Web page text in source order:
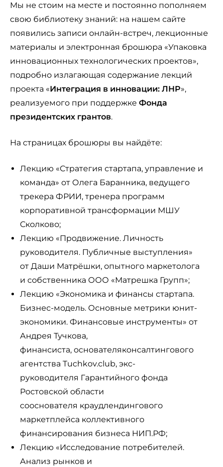
Мы не стоим на месте и постоянно пополняем
свою библиотеку знаний: на нашем сайте
появились записи онлайн-встреч, лекционные
материалы и электронная брошюра «Упаковка
инновационных технологических проектов»,
подробно излагающая содержание лекций
проекта «Интеграция в инновации: ЛНР»,
реализуемого при поддержке Фонда
президентских грантов.
На страницах брошюры вы найдёте:
Лекцию «Стратегия стартапа, управление и
команда» от Олега Баранника, ведущего
трекера ФРИИ, тренера программ
корпоративной трансформации МШУ
Сколково;
Лекцию «Продвижение. Личность
руководителя. Публичные выступления»
от Даши Матрёшки, опытного маркетолога
и собственника ООО «Матрешка Групп»;
Лекцию «Экономика и финансы стартапа.
Бизнес-модель. Основные метрики юнит-
экономики. Финансовые инструменты» от
Андрея Тучкова,
финансиста, основателяконсалтингового
агентства Tuchkov.club, экс-
руководителя Гарантийного фонда
Ростовской области
сооснователя краудлендингового
маркетплейса коллективного
финансирования бизнеса НИП.РФ;
Лекцию «Исследование потребителей.
Анализ рынков и